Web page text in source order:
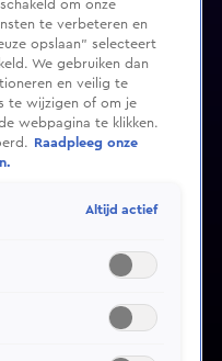
om onze
te verbeteren en
opslaan” selecteert
We gebruiken dan
en veilig te
te wijzigen of om je
webpagina te klikken.
Raadpleeg onze
Altijd actief